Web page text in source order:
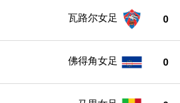
瓦路尔女足 0
佛得角女足 0